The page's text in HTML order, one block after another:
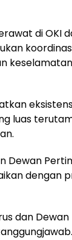
di
luas
Dewan
dengan
dan